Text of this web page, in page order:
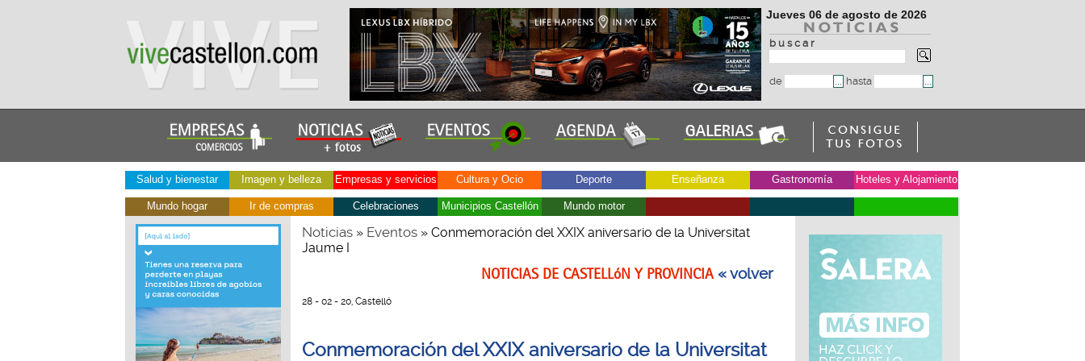
Jueves 06 de agosto de 2026
b u s c a r
de hasta
Salud y bienestar Imagen y belleza Empresas y servicios Cultura y Ocio Deporte Enseñanza Gastronomía Hoteles y Alojamiento
Mundo hogar Ir de compras Celebraciones Municipios Castellón Mundo motor
Noticias» Eventos» Conmemoración del XXIX aniversario de la Universitat
Jaume I
NOTICIAS DE CASTELLóN Y PROVINCIA« volver
28 - 02 - 20, Castelló
Conmemoración del XXIX aniversario de la Universitat